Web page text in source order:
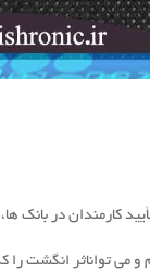
کارمندان در بانک
می تواناثر انگشت را